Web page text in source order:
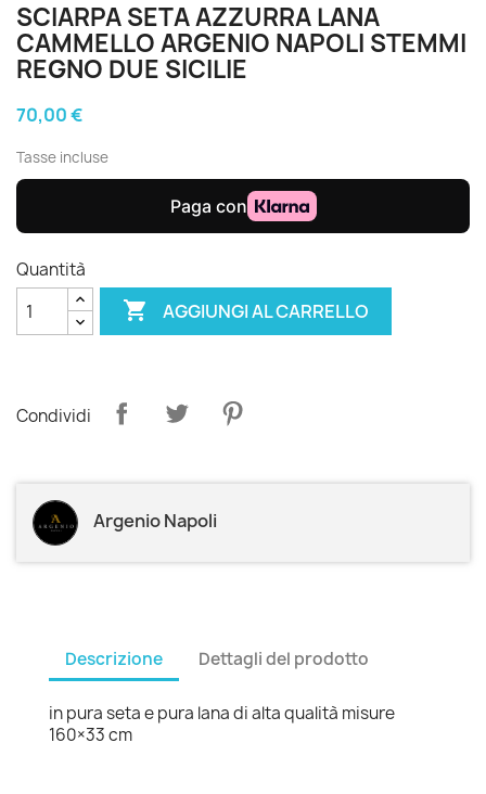
SCIARPA SETA AZZURRA LANA
CAMMELLO ARGENIO NAPOLI STEMMI
REGNO DUE SICILIE
70,00 €
Tasse incluse
Quantità
 AGGIUNGI AL CARRELLO
Condividi
Argenio Napoli
Descrizione Dettagli del prodotto
in pura seta e pura lana di alta qualità misure
160×33 cm